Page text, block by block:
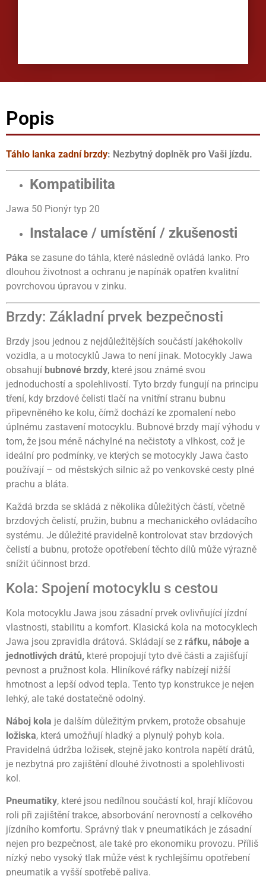
Popis
Táhlo lanka zadní brzdy: Nezbytný doplněk pro Vaši jízdu.
Kompatibilita
Jawa 50 Pionýr typ 20
Instalace / umístění / zkušenosti
Páka se zasune do táhla, které následně ovládá lanko. Pro
dlouhou životnost a ochranu je napínák opatřen kvalitní
povrchovou úpravou v zinku.
Brzdy: Základní prvek bezpečnosti
Brzdy jsou jednou z nejdůležitějších součástí jakéhokoliv
vozidla, a u motocyklů Jawa to není jinak. Motocykly Jawa
obsahují bubnové brzdy, které jsou známé svou
jednoduchostí a spolehlivostí. Tyto brzdy fungují na principu
tření, kdy brzdové čelisti tlačí na vnitřní stranu bubnu
připevněného ke kolu, čímž dochází ke zpomalení nebo
úplnému zastavení motocyklu. Bubnové brzdy mají výhodu v
tom, že jsou méně náchylné na nečistoty a vlhkost, což je
ideální pro podmínky, ve kterých se motocykly Jawa často
používají – od městských silnic až po venkovské cesty plné
prachu a bláta.
Každá brzda se skládá z několika důležitých částí, včetně
brzdových čelistí, pružin, bubnu a mechanického ovládacího
systému. Je důležité pravidelně kontrolovat stav brzdových
čelistí a bubnu, protože opotřebení těchto dílů může výrazně
snížit účinnost brzd.
Kola: Spojení motocyklu s cestou
Kola motocyklu Jawa jsou zásadní prvek ovlivňující jízdní
vlastnosti, stabilitu a komfort. Klasická kola na motocyklech
Jawa jsou zpravidla drátová. Skládají se z ráfku, náboje a
jednotlivých drátů, které propojují tyto dvě části a zajišťují
pevnost a pružnost kola. Hliníkové ráfky nabízejí nižší
hmotnost a lepší odvod tepla. Tento typ konstrukce je nejen
lehký, ale také dostatečně odolný.
Náboj kola je dalším důležitým prvkem, protože obsahuje
ložiska, která umožňují hladký a plynulý pohyb kola.
Pravidelná údržba ložisek, stejně jako kontrola napětí drátů,
je nezbytná pro zajištění dlouhé životnosti a spolehlivosti
kol.
Pneumatiky, které jsou nedílnou součástí kol, hrají klíčovou
roli při zajištění trakce, absorbování nerovností a celkového
jízdního komfortu. Správný tlak v pneumatikách je zásadní
nejen pro bezpečnost, ale také pro ekonomiku provozu. Příliš
nízký nebo vysoký tlak může vést k rychlejšímu opotřebení
pneumatik a vyšší spotřebě paliva.